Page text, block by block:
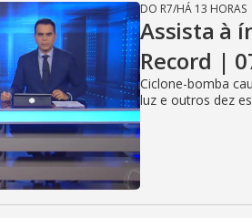
DO R7/HÁ 13 HORAS
Assista à
Record |
Ciclone-bomba
luz e outros dez